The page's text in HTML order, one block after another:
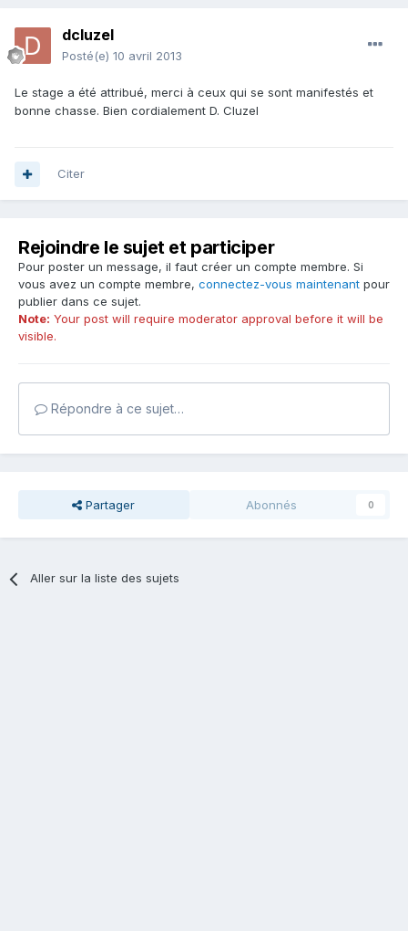
dcluzel
Posté(e) 10 avril 2013
Le stage a été attribué, merci à ceux qui se sont manifestés et
bonne chasse. Bien cordialement D. Cluzel
Citer
Rejoindre le sujet et participer
Pour poster un message, il faut créer un compte membre. Si
vous avez un compte membre, connectez-vous maintenant pour
publier dans ce sujet.
Note: Your post will require moderator approval before it will be
visible.
Répondre à ce sujet…
Partager Abonnés 0
Aller sur la liste des sujets